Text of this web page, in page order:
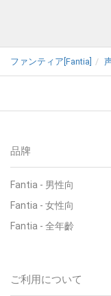
ファンティア[Fantia]
品牌
Fantia - 男性向
Fantia - 女性向
Fantia - 全年齡
ご利用について